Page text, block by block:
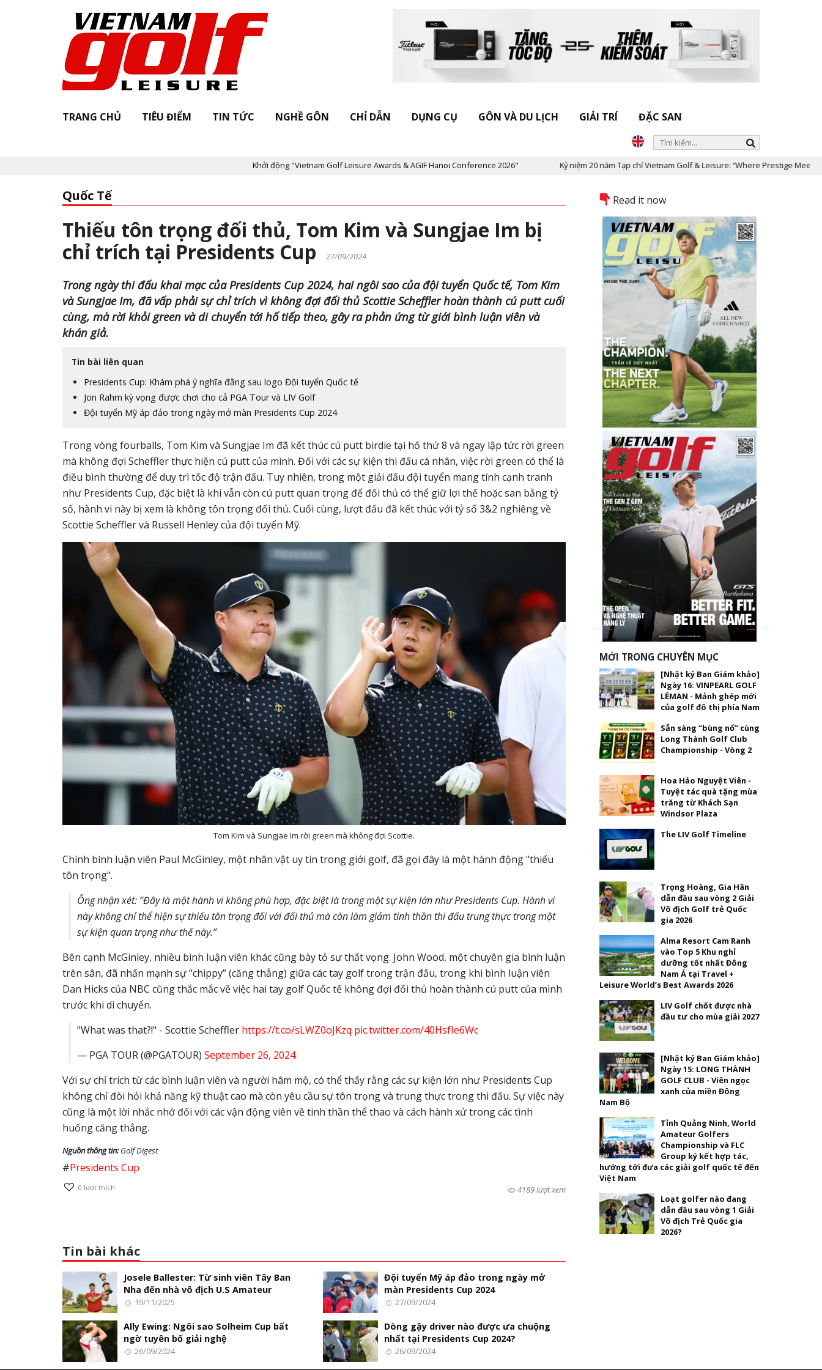
TRANG CHỦ TIÊU ĐIỂM TIN TỨC NGHỀ GÔN CHỈ DẪN DỤNG CỤ GÔN VÀ DU LỊCH GIẢI TRÍ ĐẶC SAN
Khởi động "Vietnam Golf Leisure Awards & AGIF Hanoi Conference 2026" Kỷ niệm 20 năm Tạp chí Vietnam Golf & Leisure: “Where Prestige Meets Legacy”
Quốc Tế
Thiếu tôn trọng đối thủ, Tom Kim và Sungjae Im bị
chỉ trích tại Presidents Cup
27/09/2024
Trong ngày thi đấu khai mạc của Presidents Cup 2024, hai ngôi sao của đội tuyển Quốc tế, Tom Kim
và Sungjae Im, đã vấp phải sự chỉ trích vì không đợi đối thủ Scottie Scheffler hoàn thành cú putt cuối
cùng, mà rời khỏi green và di chuyển tới hố tiếp theo, gây ra phản ứng từ giới bình luận viên và
khán giả.
Tin bài liên quan
Presidents Cup: Khám phá ý nghĩa đằng sau logo Đội tuyển Quốc tế
Jon Rahm kỳ vọng được chơi cho cả PGA Tour và LIV Golf
Đội tuyển Mỹ áp đảo trong ngày mở màn Presidents Cup 2024
Trong vòng fourballs, Tom Kim và Sungjae Im đã kết thúc cú putt birdie tại hố thứ 8 và ngay lập tức rời green
mà không đợi Scheffler thực hiện cú putt của mình. Đối với các sự kiện thi đấu cá nhân, việc rời green có thể là
điều bình thường để duy trì tốc độ trận đấu. Tuy nhiên, trong một giải đấu đội tuyển mang tính cạnh tranh
như Presidents Cup, đặc biệt là khi vẫn còn cú putt quan trọng để đối thủ có thể giữ lợi thế hoặc san bằng tỷ
số, hành vi này bị xem là không tôn trọng đối thủ. Cuối cùng, lượt đấu đã kết thúc với tỷ số 3&2 nghiêng về
Scottie Scheffler và Russell Henley của đội tuyển Mỹ.
Tom Kim và Sungjae Im rời green mà không đợi Scottie.
Chính bình luận viên Paul McGinley, một nhân vật uy tín trong giới golf, đã gọi đây là một hành động "thiếu
tôn trọng".
Ông nhận xét: “Đây là một hành vi không phù hợp, đặc biệt là trong một sự kiện lớn như Presidents Cup. Hành vi
này không chỉ thể hiện sự thiếu tôn trọng đối với đối thủ mà còn làm giảm tinh thần thi đấu trung thực trong một
sự kiện quan trọng như thế này.”
Bên cạnh McGinley, nhiều bình luận viên khác cũng bày tỏ sự thất vọng. John Wood, một chuyên gia bình luận
trên sân, đã nhấn mạnh sự “chippy” (căng thẳng) giữa các tay golf trong trận đấu, trong khi bình luận viên
Dan Hicks của NBC cũng thắc mắc về việc hai tay golf Quốc tế không đợi đối thủ hoàn thành cú putt của mình
trước khi di chuyển.
"What was that?!" - Scottie Scheffler https://t.co/sLWZ0oJKzq pic.twitter.com/40HsfIe6Wc
— PGA TOUR (@PGATOUR) September 26, 2024
Với sự chỉ trích từ các bình luận viên và người hâm mộ, có thể thấy rằng các sự kiện lớn như Presidents Cup
không chỉ đòi hỏi khả năng kỹ thuật cao mà còn yêu cầu sự tôn trọng và trung thực trong thi đấu. Sự việc này
cũng là một lời nhắc nhở đối với các vận động viên về tinh thần thể thao và cách hành xử trong các tình
huống căng thẳng.
Nguồn thông tin:Golf Digest
#Presidents Cup
0 lượt thích 4189 lượt xem
Tin bài khác
Josele Ballester: Từ sinh viên Tây Ban
Nha đến nhà vô địch U.S Amateur
19/11/2025
Đội tuyển Mỹ áp đảo trong ngày mở
màn Presidents Cup 2024
27/09/2024
Ally Ewing: Ngôi sao Solheim Cup bất
ngờ tuyên bố giải nghệ
26/09/2024
Dòng gậy driver nào được ưa chuộng
nhất tại Presidents Cup 2024?
26/09/2024
Read it now
MỚI TRONG CHUYÊN MỤC
[Nhật ký Ban Giám khảo]
Ngày 16: VINPEARL GOLF
LÉMAN - Mảnh ghép mới
của golf đô thị phía Nam
Sẵn sàng “bùng nổ” cùng
Long Thành Golf Club
Championship - Vòng 2
Hoa Hảo Nguyệt Viên -
Tuyệt tác quà tặng mùa
trăng từ Khách Sạn
Windsor Plaza
The LIV Golf Timeline
Trọng Hoàng, Gia Hân
dẫn đầu sau vòng 2 Giải
Vô địch Golf trẻ Quốc
gia 2026
Alma Resort Cam Ranh
vào Top 5 Khu nghỉ
dưỡng tốt nhất Đông
Nam Á tại Travel +
Leisure World’s Best Awards 2026
LIV Golf chốt được nhà
đầu tư cho mùa giải 2027
[Nhật ký Ban Giám khảo]
Ngày 15: LONG THÀNH
GOLF CLUB - Viên ngọc
xanh của miền Đông
Nam Bộ
Tỉnh Quảng Ninh, World
Amateur Golfers
Championship và FLC
Group ký kết hợp tác,
hướng tới đưa các giải golf quốc tế đến
Việt Nam
Loạt golfer nào đang
dẫn đầu sau vòng 1 Giải
Vô địch Trẻ Quốc gia
2026?